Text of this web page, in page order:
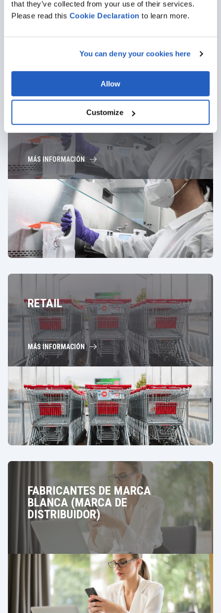
that they’ve collected from your use of their services.
Please read this Cookie Declaration to learn more.
You can deny your cookies here
Allow
Customize
CIENCIAS DE LA VIDA
MÁS INFORMACIÓN
RETAIL
MÁS INFORMACIÓN
FABRICANTES DE MARCA
BLANCA (MARCA DE
DISTRIBUIDOR)